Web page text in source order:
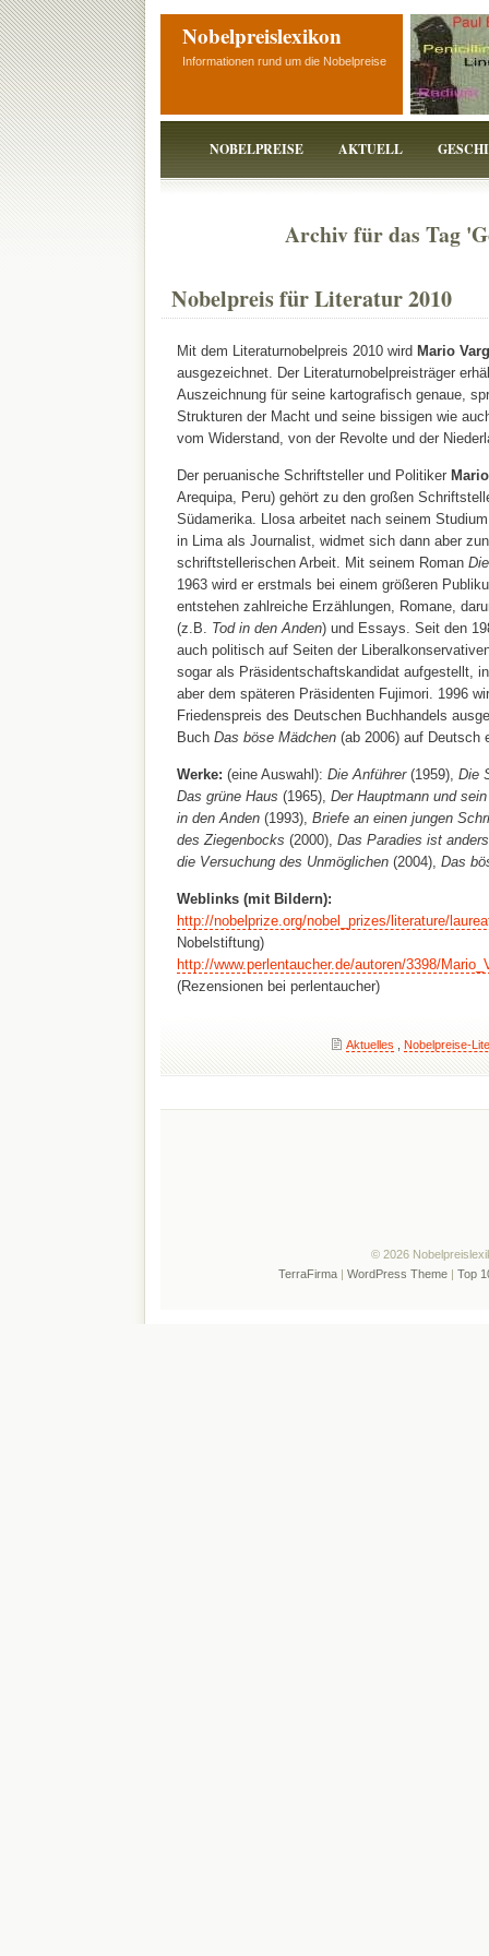
Nobelpreislexikon
Informationen rund um die Nobelpreise
NOBELPREISE AKTUELL
Archiv für das Tag
Nobelpreis für Literatur 2010
Mit dem Literaturnobelpreis 2010 wird Mario
ausgezeichnet. Der Literaturnobelpreisträger
Auszeichnung für seine kartografisch genaue,
Strukturen der Macht und seine bissigen wie
vom Widerstand, von der Revolte und der
Der peruanische Schriftsteller und Politiker
Arequipa, Peru) gehört zu den großen
Südamerika. Llosa arbeitet nach seinem
in Lima als Journalist, widmet sich dann aber
schriftstellerischen Arbeit. Mit seinem Roman
1963 wird er erstmals bei einem größeren
entstehen zahlreiche Erzählungen, Romane,
(z.B. Tod in den Anden) und Essays. Seit den
auch politisch auf Seiten der
sogar als Präsidentschaftskandidat aufgestellt,
aber dem späteren Präsidenten Fujimori. 1996
Friedenspreis des Deutschen Buchhandels
Buch Das böse Mädchen(ab 2006) auf Deutsch
Werke: (eine Auswahl): Die Anführer(1959), Die
Das grüne Haus (1965), Der Hauptmann und
in den Anden(1993), Briefe an einen jungen
des Ziegenbocks (2000), Das Paradies ist
die Versuchung des Unmöglichen(2004), Das
Weblinks (mit Bildern):
http://nobelprize.org/nobel_prizes/literature/
Nobelstiftung)
http://www.perlentaucher.de/autoren/3398/
(Rezensionen bei perlentaucher)
Aktuelles Nobelpreise-
© 2026
TerraFirma| WordPress Theme| Top